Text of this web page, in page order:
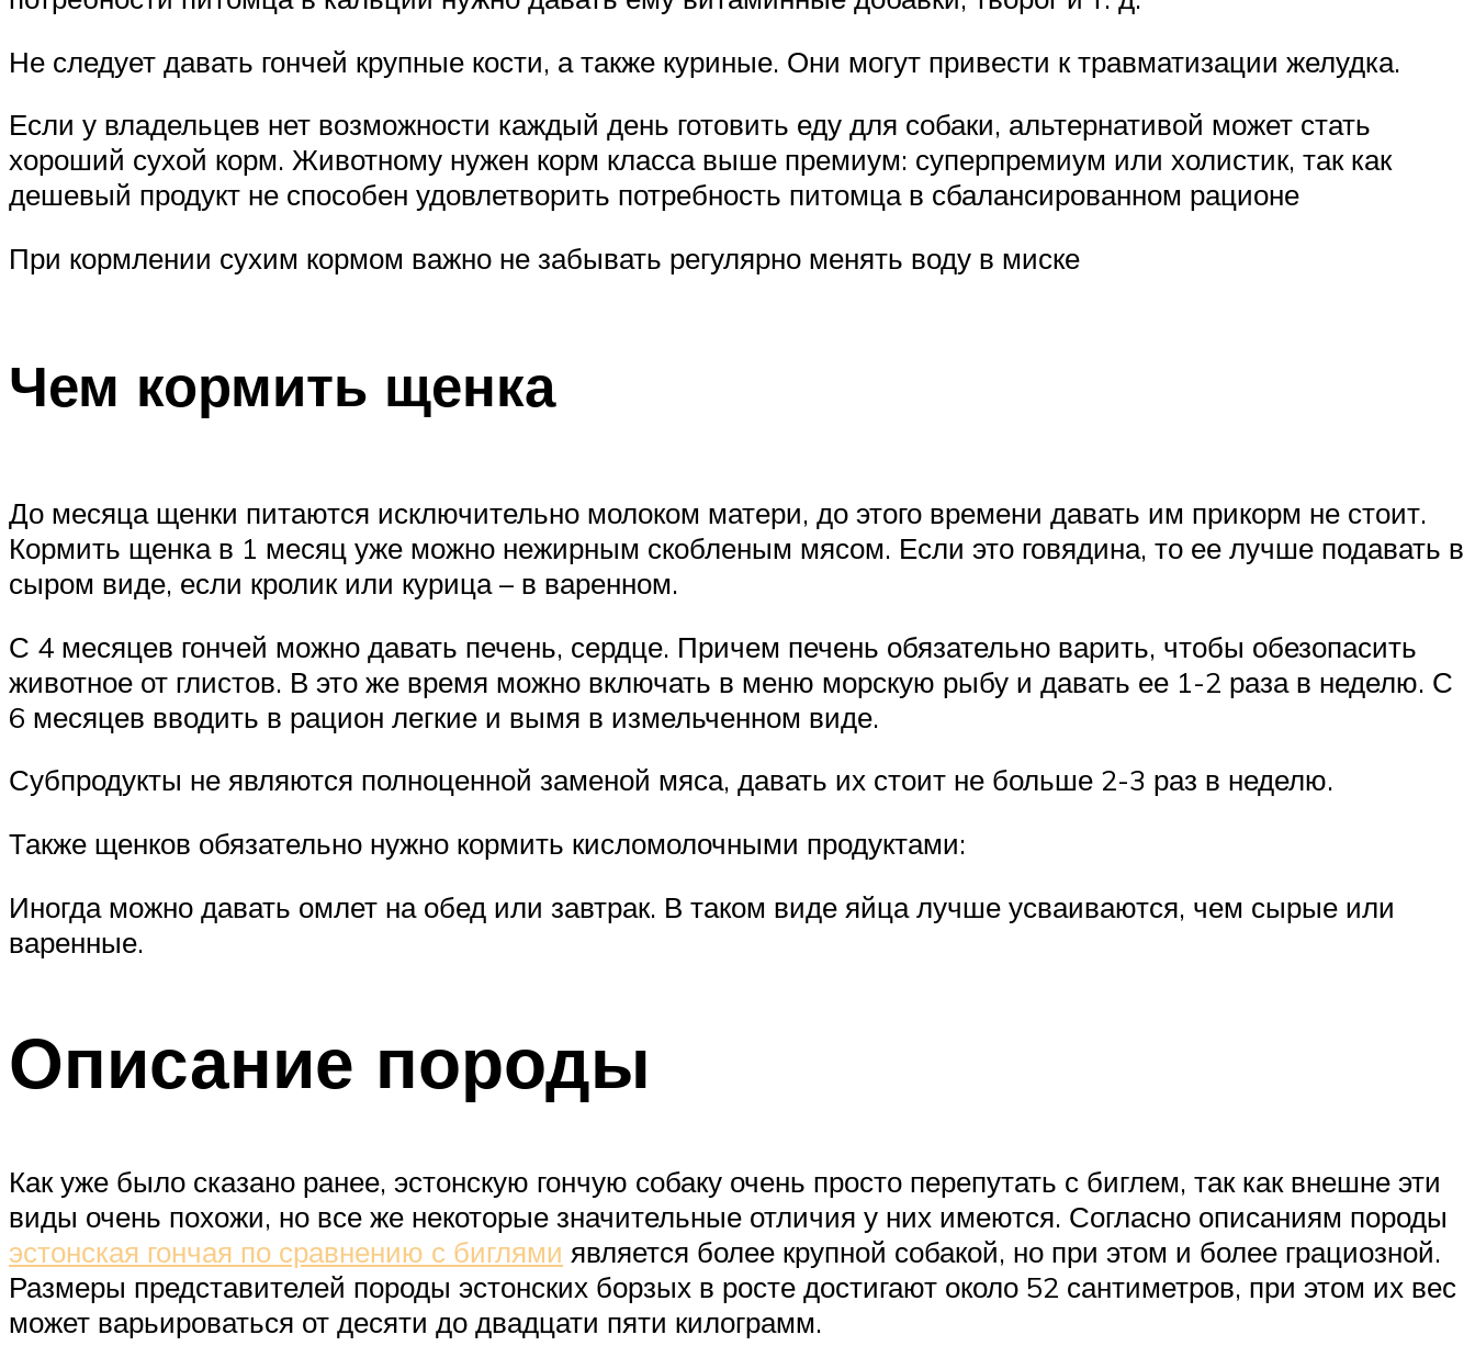
Не следует давать гончей крупные кости, а также куриные. Они могут привести к травматизации желудка.
Если у владельцев нет возможности каждый день готовить еду для собаки, альтернативой может стать
хороший сухой корм. Животному нужен корм класса выше премиум: суперпремиум или холистик, так как
дешевый продукт не способен удовлетворить потребность питомца в сбалансированном рационе
При кормлении сухим кормом важно не забывать регулярно менять воду в миске
Чем кормить щенка
До месяца щенки питаются исключительно молоком матери, до этого времени давать им прикорм не стоит.
Кормить щенка в 1 месяц уже можно нежирным скобленым мясом. Если это говядина, то ее лучше подавать в
сыром виде, если кролик или курица – в варенном.
С 4 месяцев гончей можно давать печень, сердце. Причем печень обязательно варить, чтобы обезопасить
животное от глистов. В это же время можно включать в меню морскую рыбу и давать ее 1-2 раза в неделю. С
6 месяцев вводить в рацион легкие и вымя в измельченном виде.
Субпродукты не являются полноценной заменой мяса, давать их стоит не больше 2-3 раз в неделю.
Также щенков обязательно нужно кормить кисломолочными продуктами:
Иногда можно давать омлет на обед или завтрак. В таком виде яйца лучше усваиваются, чем сырые или
варенные.
Описание породы
Как уже было сказано ранее, эстонскую гончую собаку очень просто перепутать с биглем, так как внешне эти
виды очень похожи, но все же некоторые значительные отличия у них имеются. Согласно описаниям породы
эстонская гончая по сравнению с биглями является более крупной собакой, но при этом и более грациозной.
Размеры представителей породы эстонских борзых в росте достигают около 52 сантиметров, при этом их вес
может варьироваться от десяти до двадцати пяти килограмм.